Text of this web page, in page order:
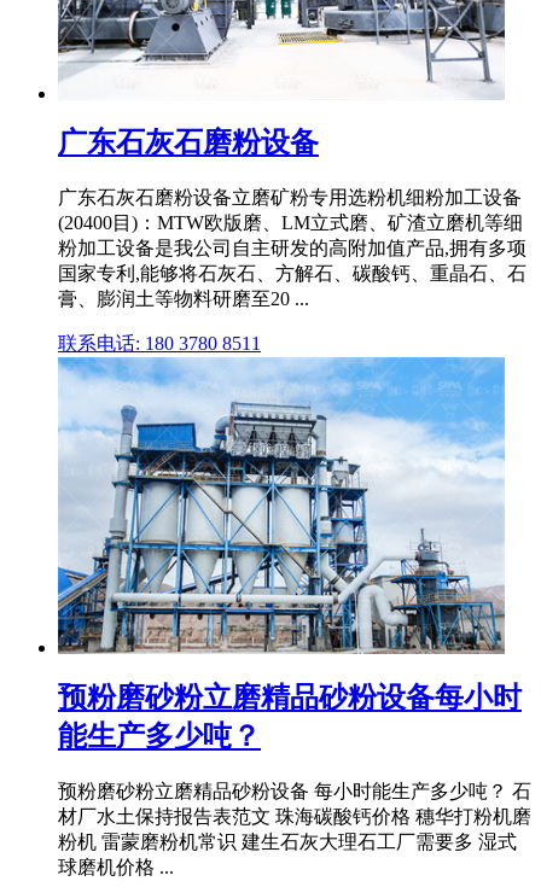
广东石灰石磨粉设备
广东石灰石磨粉设备立磨矿粉专用选粉机细粉加工设备
(20400目)：MTW欧版磨、LM立式磨、矿渣立磨机等细
粉加工设备是我公司自主研发的高附加值产品,拥有多项
国家专利,能够将石灰石、方解石、碳酸钙、重晶石、石
膏、膨润土等物料研磨至20 ...
联系电话: 180 3780 8511
预粉磨砂粉立磨精品砂粉设备每小时
能生产多少吨？
预粉磨砂粉立磨精品砂粉设备 每小时能生产多少吨？ 石
材厂水土保持报告表范文 珠海碳酸钙价格 穗华打粉机磨
粉机 雷蒙磨粉机常识 建生石灰大理石工厂需要多 湿式
球磨机价格 ...